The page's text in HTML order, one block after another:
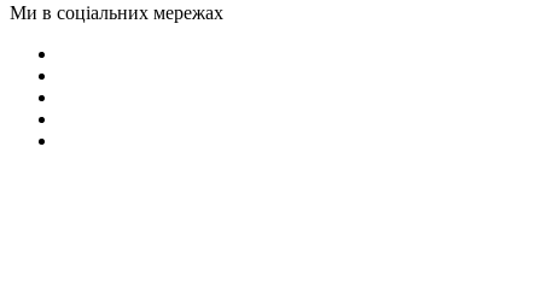
Ми в соціальних мережах